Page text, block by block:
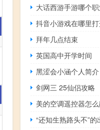
大话西游手游哪个
抖音小游戏在哪里
拜年几点结束
英国高中开学时间
黑涩会小涵个人简介
剑网三 25仙侣攻略
“还知生熟路头不”的